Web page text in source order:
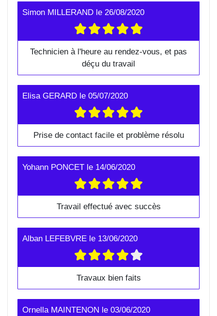
Simon MILLERAND le 26/08/2020
Technicien à l'heure au rendez-vous, et pas
déçu du travail
Elisa GERARD le 05/07/2020
Prise de contact facile et problème résolu
Yohann PONCET le 14/06/2020
Travail effectué avec succès
Alban LEFEBVRE le 13/06/2020
Travaux bien faits
Ornella MAINTENON le 03/06/2020